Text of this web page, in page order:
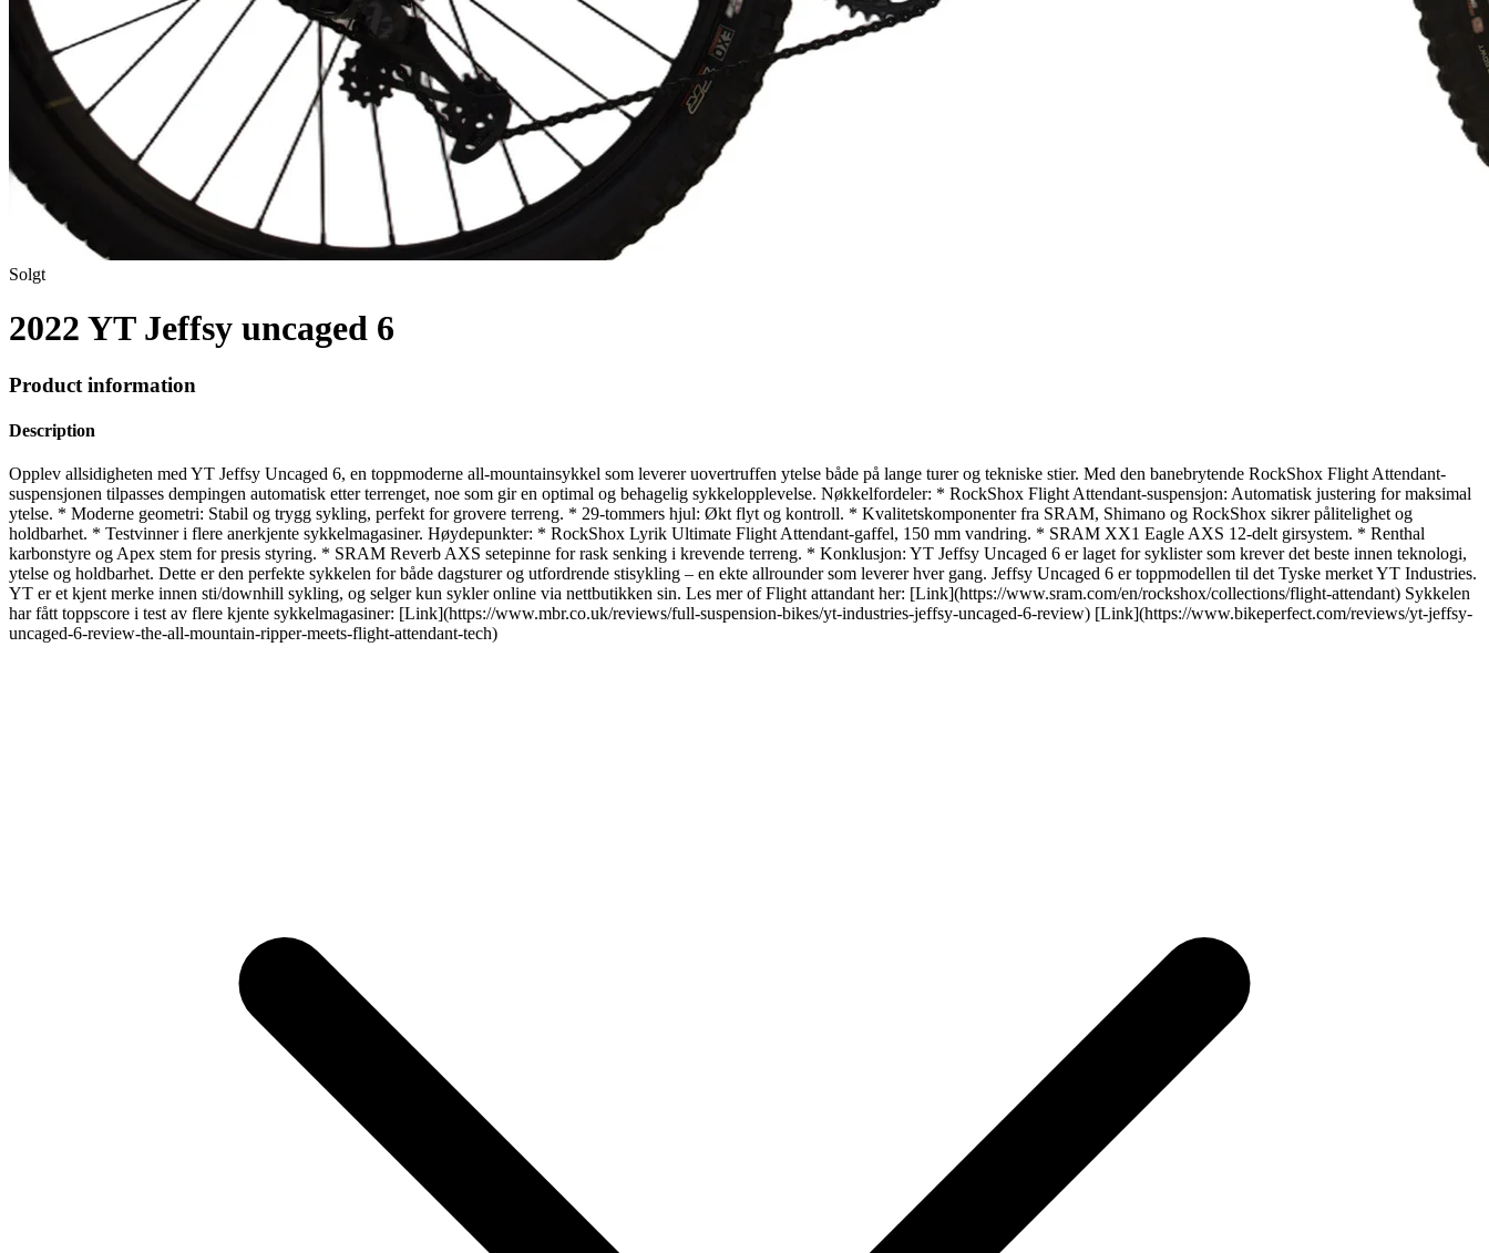
Solgt
2022 YT Jeffsy uncaged 6
Product information
Description
Opplev allsidigheten med YT Jeffsy Uncaged 6, en toppmoderne all-mountainsykkel som leverer uovertruffen ytelse både på lange turer og tekniske stier. Med den banebrytende RockShox Flight Attendant-
suspensjonen tilpasses dempingen automatisk etter terrenget, noe som gir en optimal og behagelig sykkelopplevelse. Nøkkelfordeler: * RockShox Flight Attendant-suspensjon: Automatisk justering for maksimal
ytelse. * Moderne geometri: Stabil og trygg sykling, perfekt for grovere terreng. * 29-tommers hjul: Økt flyt og kontroll. * Kvalitetskomponenter fra SRAM, Shimano og RockShox sikrer pålitelighet og
holdbarhet. * Testvinner i flere anerkjente sykkelmagasiner. Høydepunkter: * RockShox Lyrik Ultimate Flight Attendant-gaffel, 150 mm vandring. * SRAM XX1 Eagle AXS 12-delt girsystem. * Renthal
karbonstyre og Apex stem for presis styring. * SRAM Reverb AXS setepinne for rask senking i krevende terreng. * Konklusjon: YT Jeffsy Uncaged 6 er laget for syklister som krever det beste innen teknologi,
ytelse og holdbarhet. Dette er den perfekte sykkelen for både dagsturer og utfordrende stisykling – en ekte allrounder som leverer hver gang. Jeffsy Uncaged 6 er toppmodellen til det Tyske merket YT Industries.
YT er et kjent merke innen sti/downhill sykling, og selger kun sykler online via nettbutikken sin. Les mer of Flight attandant her: [Link](https://www.sram.com/en/rockshox/collections/flight-attendant) Sykkelen
har fått toppscore i test av flere kjente sykkelmagasiner: [Link](https://www.mbr.co.uk/reviews/full-suspension-bikes/yt-industries-jeffsy-uncaged-6-review) [Link](https://www.bikeperfect.com/reviews/yt-jeffsy-
uncaged-6-review-the-all-mountain-ripper-meets-flight-attendant-tech)